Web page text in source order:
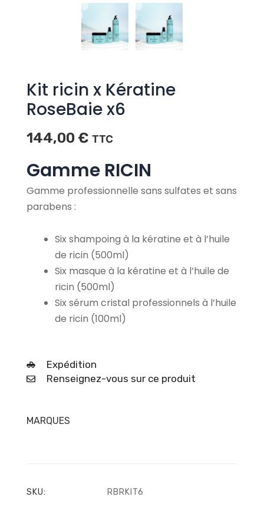
Kit ricin x Kératine
RoseBaie x6
144,00 € TTC
Gamme RICIN
Gamme professionnelle sans sulfates et sans
parabens :
Six shampoing à la kératine et à l’huile
de ricin (500ml)
Six masque à la kératine et à l’huile de
ricin (500ml)
Six sérum cristal professionnels à l’huile
de ricin (100ml)
Expédition
Renseignez-vous sur ce produit
MARQUES
SKU: RBRKIT6